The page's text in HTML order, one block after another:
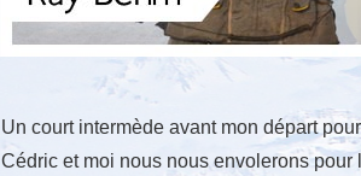
Un court intermède avant mon départ
Cédric et moi nous nous envolerons pour